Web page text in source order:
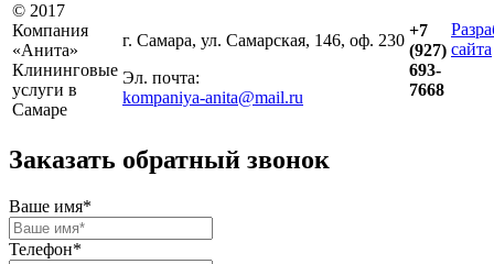
© 2017
Компания
«Анита»
Клининговые
услуги в
Самаре
г. Самара, ул. Самарская, 146, оф. 230
Эл. почта:
kompaniya-anita@mail.ru
+7
(927)
693-
7668
сайта
Заказать обратный звонок
Ваше имя*
Телефон*